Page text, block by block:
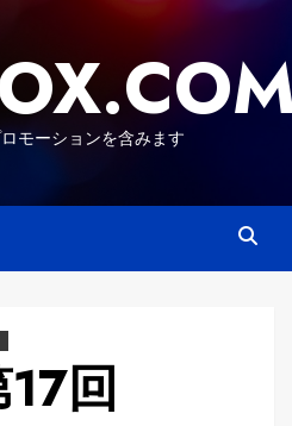
モーションを含みます
回